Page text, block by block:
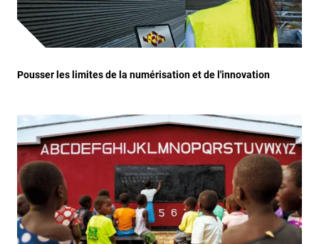
Pousser les limites de la numérisation et de l'innovation